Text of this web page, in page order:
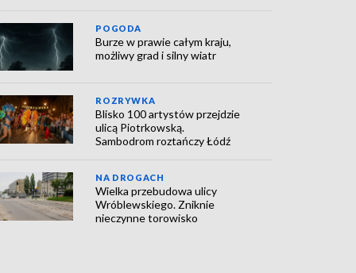
POGODA
Burze w prawie całym kraju,
możliwy grad i silny wiatr
ROZRYWKA
Blisko 100 artystów przejdzie
ulicą Piotrkowską.
Sambodrom roztańczy Łódź
NA DROGACH
Wielka przebudowa ulicy
Wróblewskiego. Zniknie
nieczynne torowisko